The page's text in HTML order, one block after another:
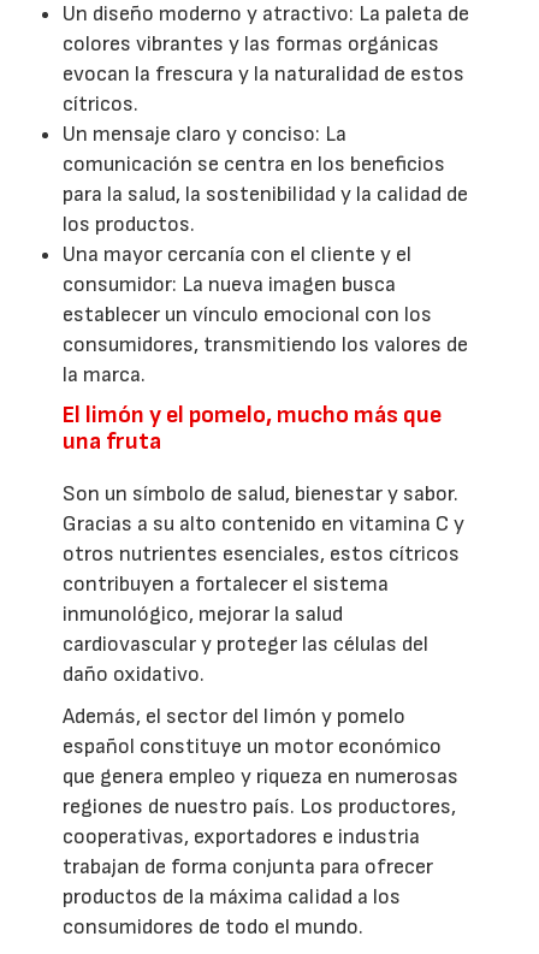
Un diseño moderno y atractivo: La paleta de
colores vibrantes y las formas orgánicas
evocan la frescura y la naturalidad de estos
cítricos.
Un mensaje claro y conciso: La
comunicación se centra en los beneficios
para la salud, la sostenibilidad y la calidad de
los productos.
Una mayor cercanía con el cliente y el
consumidor: La nueva imagen busca
establecer un vínculo emocional con los
consumidores, transmitiendo los valores de
la marca.
El limón y el pomelo, mucho más que
una fruta
Son un símbolo de salud, bienestar y sabor.
Gracias a su alto contenido en vitamina C y
otros nutrientes esenciales, estos cítricos
contribuyen a fortalecer el sistema
inmunológico, mejorar la salud
cardiovascular y proteger las células del
daño oxidativo.
Además, el sector del limón y pomelo
español constituye un motor económico
que genera empleo y riqueza en numerosas
regiones de nuestro país. Los productores,
cooperativas, exportadores e industria
trabajan de forma conjunta para ofrecer
productos de la máxima calidad a los
consumidores de todo el mundo.